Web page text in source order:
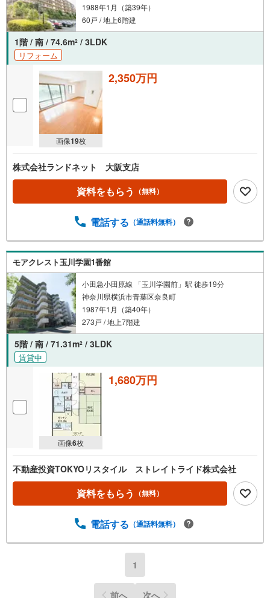
1988年1月（築39年）
60戸 / 地上6階建
1階 / 南 / 74.6m2 / 3LDK
リフォーム
画像19枚
2,350万円
株式会社ランドネット 大阪支店
資料をもらう （無料）
電話する （通話料無料）
モアクレスト玉川学園1番館
小田急小田原線 「玉川学園前」駅 徒歩19分
神奈川県横浜市青葉区奈良町
1987年1月（築40年）
273戸 / 地上7階建
5階 / 南 / 71.31m2 / 3LDK
賃貸中
画像6枚
1,680万円
不動産投資TOKYOリスタイル ストレイトライド株式会社
資料をもらう （無料）
電話する （通話料無料）
1
前へ 次へ